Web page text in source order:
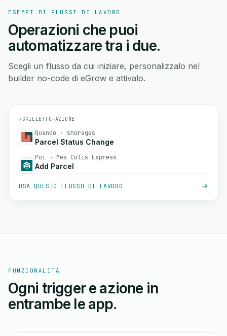
ESEMPI DI FLUSSI DI LAVORO
Operazioni che puoi
automatizzare tra i due.
Scegli un flusso da cui iniziare, personalizzalo nel
builder no-code di eGrow e attivalo.
⚡ GRILLETTO→AZIONE
Quando · shorages
Parcel Status Change
Poi · Mes Colis Express
Add Parcel
USA QUESTO FLUSSO DI LAVORO
FUNZIONALITÀ
Ogni trigger e azione in
entrambe le app.